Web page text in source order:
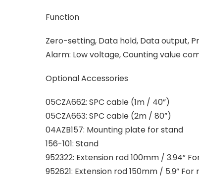
Function
Zero-setting, Data hold, Data output,
Alarm: Low voltage, Counting value
Optional Accessories
05CZA662: SPC cable (1m / 40”)
05CZA663: SPC cable (2m / 80”)
04AZB157: Mounting plate for stand
156-101: Stand
952322: Extension rod 100mm / 3.94”
952621: Extension rod 150mm / 5.9”